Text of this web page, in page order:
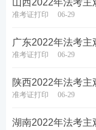
山西2022年法考主
准考证打印 06-29
广东2022年法考
准考证打印 06-29
陕西2022年法考
准考证打印 06-29
湖南2022年法考主